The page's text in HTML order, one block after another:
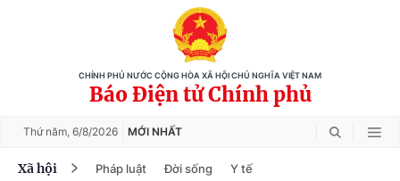
CHÍNH PHỦ NƯỚC CỘNG HÒA XÃ HỘI CHỦ NGHĨA VIỆT NAM
Báo Điện tử Chính phủ
Thứ năm, 6/8/2026 MỚI NHẤT
Xã hội Pháp luật Đời sống Y tế